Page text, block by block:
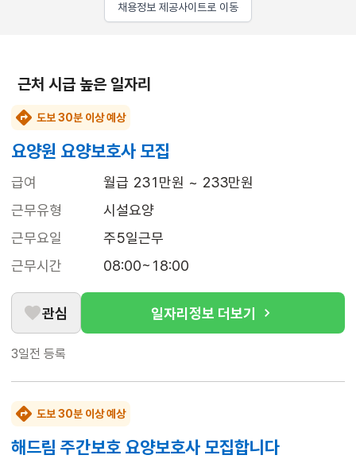
채용정보 제공사이트로 이동
근처 시급 높은 일자리
도보 30분 이상 예상
요양원 요양보호사 모집
급여
월급 231만원 ~ 233만원
근무유형
시설요양
근무요일
주5일근무
근무시간
08:00~18:00
관심 일자리정보 더보기
3일전 등록
도보 30분 이상 예상
해드림 주간보호 요양보호사 모집합니다